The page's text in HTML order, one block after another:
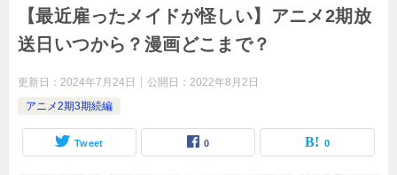
【最近雇ったメイドが怪しい】アニメ2期放
送日いつから？漫画どこまで？
更新日： 2024年7月24日 公開日： 2022年8月2日
アニメ2期3期続編
Tweet 0 0